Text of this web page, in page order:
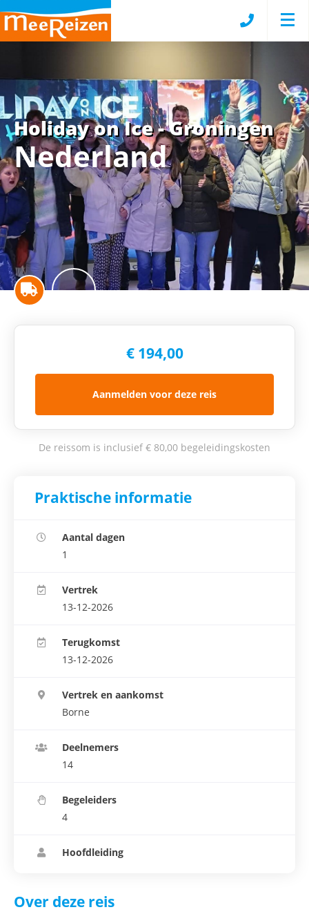
Holiday on Ice - Groningen
Nederland
€ 194,00
Aanmelden voor deze reis
De reissom is inclusief € 80,00 begeleidingskosten
Praktische informatie
Aantal dagen
1
Vertrek
13-12-2026
Terugkomst
13-12-2026
Vertrek en aankomst
Borne
Deelnemers
14
Begeleiders
4
Hoofdleiding
Over deze reis